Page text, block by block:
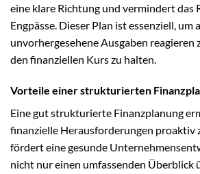
eine klare Richtung und vermindert das
Engpässe. Dieser Plan ist essenziell, um
unvorhergesehene Ausgaben reagieren
den finanziellen Kurs zu halten.
Vorteile einer strukturierten
Eine gut strukturierte Finanzplanung
finanzielle Herausforderungen proaktiv
fördert eine gesunde
nicht nur einen umfassenden Überblick